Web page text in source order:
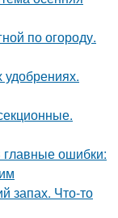
по огороду.
главные ошибки:
запах. Что-то